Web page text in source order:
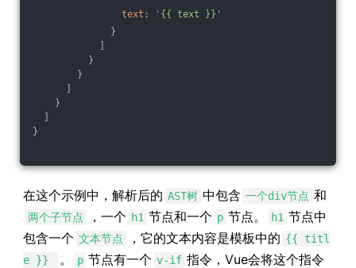
text :
'{{ text }}'
}
]
}
}
]
}
]
}
在这个示例中，解析后的 AST树 中包含 一个div节点 和
两个子节点 ，一个 h1 节点和一个 p 节点。 h1 节点中
包含一个 文本节点 ，它的文本内容是模板中的 {{ titl
e }}
。 p 节点有一个 v-if 指令，Vue会将这个指令